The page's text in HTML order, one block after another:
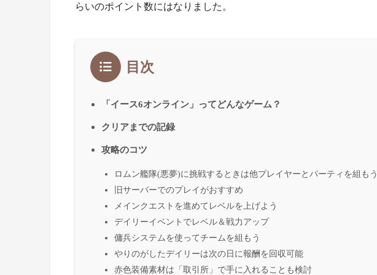
らいのポイント数にはなりました。
目次
「イース6オンライン」ってどんなゲーム？
クリアまでの記録
攻略のコツ
ロムン艦隊(悪夢)に挑戦するときは他プレイヤーとパーティを組もう
旧サーバーでのプレイがおすすめ
メインクエストを進めてレベルを上げよう
デイリーイベントでレベル＆戦力アップ
傭兵システムを使ってチームを組もう
やりのがしたデイリーは次の日に報酬を回収可能
赤色装備素材は「取引所」で手に入れることも検討